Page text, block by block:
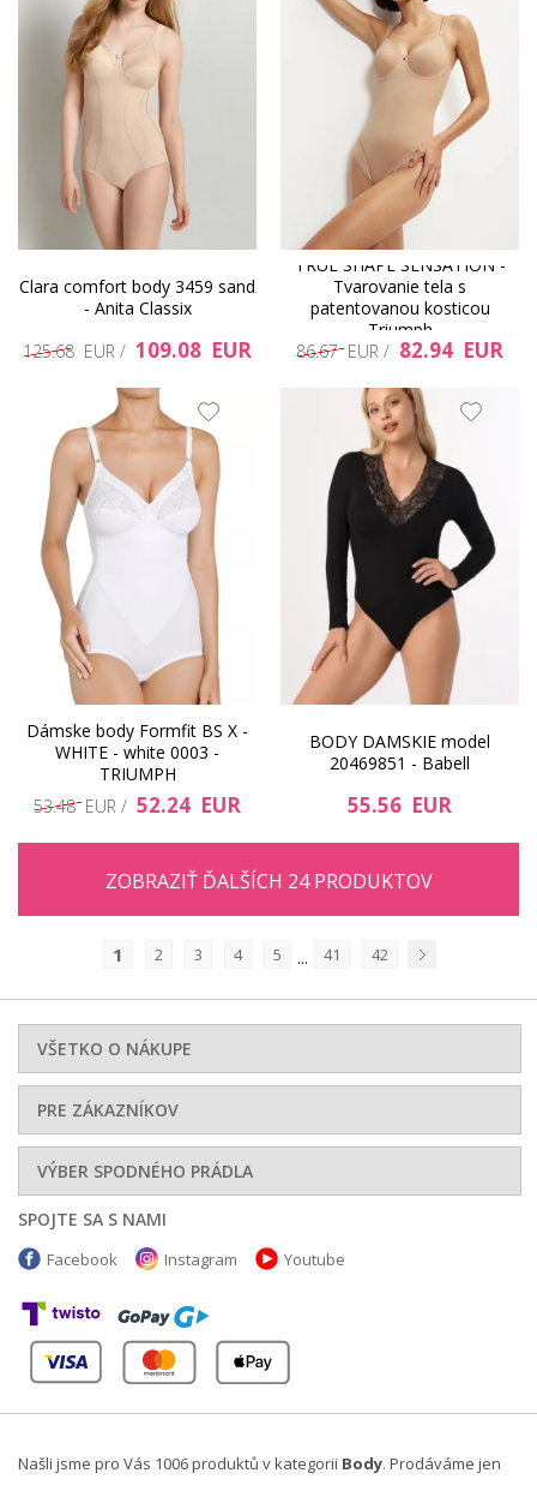
Clara comfort body 3459 sand
- Anita Classix
125.68 EUR / 109.08 EUR
TRUE SHAPE SENSATION -
Tvarovanie tela s
patentovanou kosticou
Triumph
86.67 EUR / 82.94 EUR
Dámske body Formfit BS X -
WHITE - white 0003 -
TRIUMPH
53.48 EUR / 52.24 EUR
BODY DAMSKIE model
20469851 - Babell
55.56 EUR
ZOBRAZIŤ ĎALŠÍCH 24 PRODUKTOV
1 2 3 4 5 ... 41
42
VŠETKO O NÁKUPE
PRE ZÁKAZNÍKOV
VÝBER SPODNÉHO PRÁDLA
SPOJTE SA S NAMI
Facebook Instagram Youtube
Našli jsme pro Vás 1006 produktů v kategorii Body. Prodáváme jen